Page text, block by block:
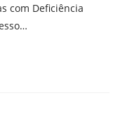
com Deficiência